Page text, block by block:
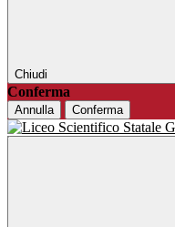
Chiudi
Conferma
Annulla Conferma